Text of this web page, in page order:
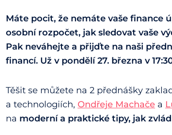
Máte pocit, že nemáte vaše finance
osobní rozpočet, jak sledovat vaše
Pak neváhejte a přijďte na naši
financí. Už v pondělí 27. března v
Těšit se můžete na 2 přednášky
a technologiích, Ondřeje Machače a
na moderní a praktické tipy, jak